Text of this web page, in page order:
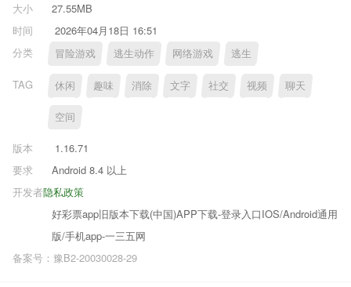
大小
27.55MB
时间
2026年04月18日 16:51
分类
冒险游戏 逃生动作 网络游戏 逃生
TAG 休闲 趣味 消除 文字 社交 视频 聊天
空间
版本
1.16.71
要求
Android 8.4 以上
隐私政策
开发者
好彩票app旧版本下载(中国)APP下载-登录入口IOS/Android通用
版/手机app-一三五网
备案号：豫B2-20030028-29